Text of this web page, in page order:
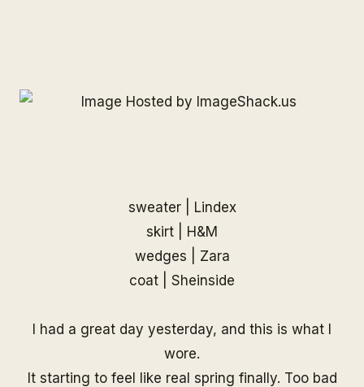
sweater | Lindex
skirt | H&M
wedges | Zara
coat | Sheinside
I had a great day yesterday, and this is what I
wore.
It starting to feel like real spring finally. Too bad